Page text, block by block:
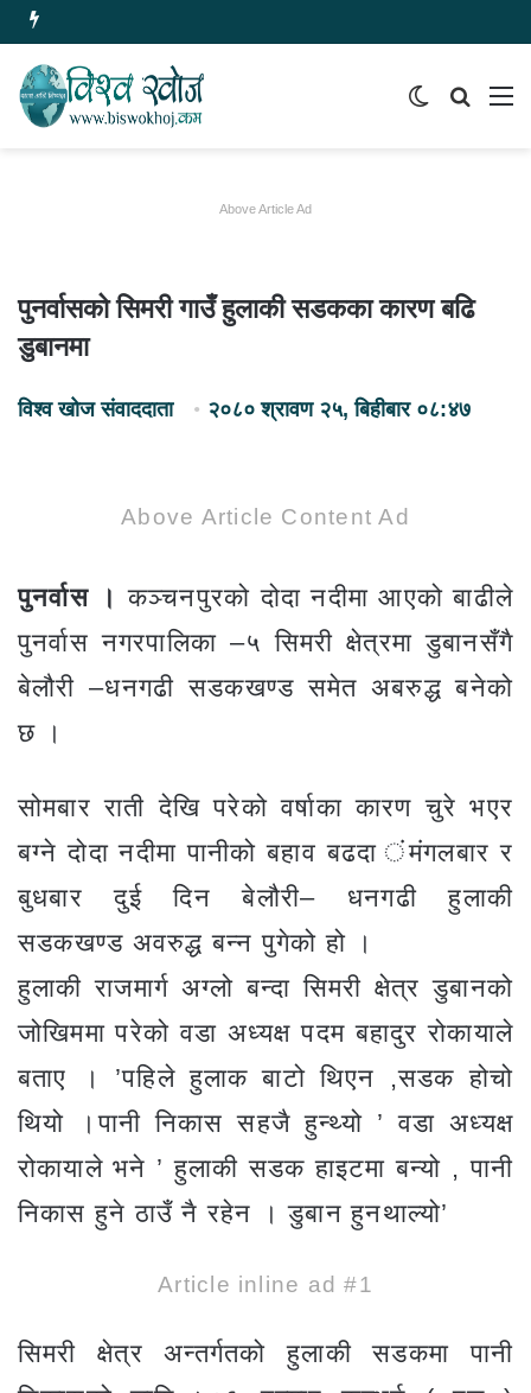
समाचार
Switch
Above Article Ad
पुनर्वासको सिमरी गाउँ हुलाकी सडकका कारण बढि
डुबानमा
विश्व खोज संवाददाता २०८० श्रावण २५, बिहीबार ०८:४७
Above Article Content Ad
पुनर्वास । कञ्चनपुरको दोदा नदीमा आएको बाढीले
पुनर्वास नगरपालिका –५ सिमरी क्षेत्रमा डुबानसँगै
बेलौरी –धनगढी सडकखण्ड समेत अबरुद्ध बनेको
छ ।
सोमबार राती देखि परेको वर्षाका कारण चुरे भएर
बग्ने दोदा नदीमा पानीको बहाव बढदा ंमंगलबार र
बुधबार दुई दिन बेलौरी– धनगढी हुलाकी
सडकखण्ड अवरुद्ध बन्न पुगेको हो ।
हुलाकी राजमार्ग अग्लो बन्दा सिमरी क्षेत्र डुबानको
जोखिममा परेको वडा अध्यक्ष पदम बहादुर रोकायाले
बताए । ’पहिले हुलाक बाटो थिएन ,सडक होचो
थियो ।पानी निकास सहजै हुन्थ्यो ’ वडा अध्यक्ष
रोकायाले भने ’ हुलाकी सडक हाइटमा बन्यो , पानी
निकास हुने ठाउँ नै रहेन । डुबान हुनथाल्यो’
Article inline ad #1
सिमरी क्षेत्र अन्तर्गतको हुलाकी सडकमा पानी